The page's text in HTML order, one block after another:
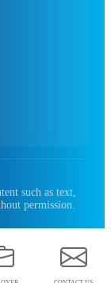
such as text,
permission.